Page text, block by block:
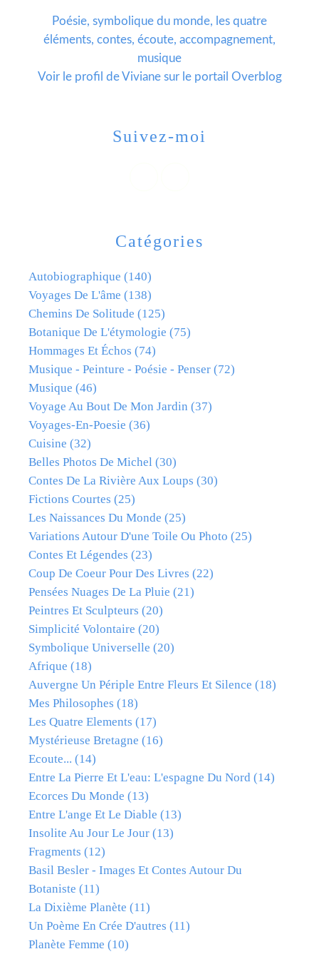
Catégories
Autobiographique (140)
Voyages De L'âme (138)
Chemins De Solitude (125)
Botanique De L'étymologie (75)
Hommages Et Échos (74)
Musique - Peinture - Poésie - Penser (72)
Musique (46)
Voyage Au Bout De Mon Jardin (37)
Voyages-En-Poesie (36)
Cuisine (32)
Belles Photos De Michel (30)
Contes De La Rivière Aux Loups (30)
Fictions Courtes (25)
Les Naissances Du Monde (25)
Variations Autour D'une Toile Ou Photo (25)
Contes Et Légendes (23)
Coup De Coeur Pour Des Livres (22)
Pensées Nuages De La Pluie (21)
Peintres Et Sculpteurs (20)
Simplicité Volontaire (20)
Symbolique Universelle (20)
Afrique (18)
Auvergne Un Périple Entre Fleurs Et Silence (18)
Mes Philosophes (18)
Les Quatre Elements (17)
Mystérieuse Bretagne (16)
Ecoute... (14)
Entre La Pierre Et L'eau: L'espagne Du Nord (14)
Ecorces Du Monde (13)
Entre L'ange Et Le Diable (13)
Insolite Au Jour Le Jour (13)
Fragments (12)
Basil Besler - Images Et Contes Autour Du
Botaniste (11)
La Dixième Planète (11)
Un Poème En Crée D'autres (11)
Planète Femme (10)
Poésie, symbolique du monde, les quatre
éléments, contes, écoute, accompagnement,
musique
Voir le profil deVivianesur le portail Overblog
Suivez-moi